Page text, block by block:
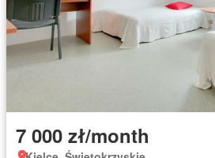
7 000 zł/month